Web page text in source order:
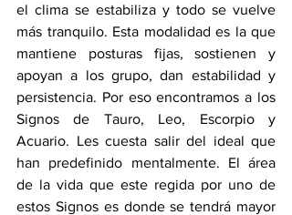
el clima se estabiliza y todo se vuelve
más tranquilo. Esta modalidad es la que
mantiene posturas fijas, sostienen y
apoyan a los grupo, dan estabilidad y
persistencia. Por eso encontramos a los
Signos de Tauro, Leo, Escorpio y
Acuario. Les cuesta salir del ideal que
han predefinido mentalmente. El área
de la vida que este regida por uno de
estos Signos es donde se tendrá mayor